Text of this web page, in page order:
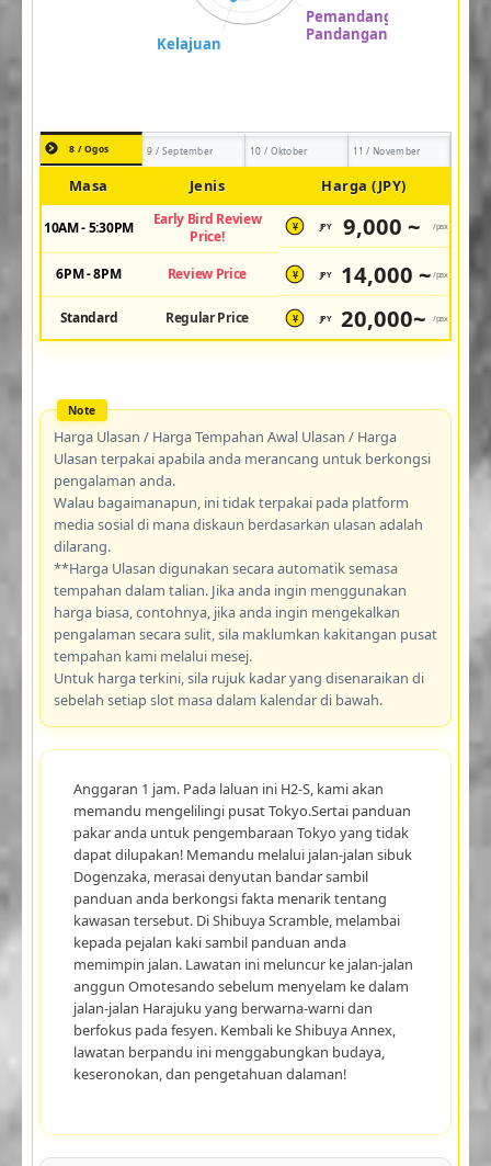
8 / Ogos 9 / September 10 / Oktober 11 / November
Masa Jenis Harga (JPY)
10AM - 5:30PM
Early Bird Review
Price!
¥ JPY 9,000 ~ /pax
6PM - 8PM Review Price ¥ JPY 14,000 ~ /pax
Standard Regular Price ¥ JPY 20,000~ /pax
Harga Ulasan / Harga Tempahan Awal Ulasan / Harga
Ulasan terpakai apabila anda merancang untuk berkongsi
pengalaman anda.
Walau bagaimanapun, ini tidak terpakai pada platform
media sosial di mana diskaun berdasarkan ulasan adalah
dilarang.
**Harga Ulasan digunakan secara automatik semasa
tempahan dalam talian. Jika anda ingin menggunakan
harga biasa, contohnya, jika anda ingin mengekalkan
pengalaman secara sulit, sila maklumkan kakitangan pusat
tempahan kami melalui mesej.
Untuk harga terkini, sila rujuk kadar yang disenaraikan di
sebelah setiap slot masa dalam kalendar di bawah.
Anggaran 1 jam. Pada laluan ini H2-S, kami akan
memandu mengelilingi pusat Tokyo.Sertai panduan
pakar anda untuk pengembaraan Tokyo yang tidak
dapat dilupakan! Memandu melalui jalan-jalan sibuk
Dogenzaka, merasai denyutan bandar sambil
panduan anda berkongsi fakta menarik tentang
kawasan tersebut. Di Shibuya Scramble, melambai
kepada pejalan kaki sambil panduan anda
memimpin jalan. Lawatan ini meluncur ke jalan-jalan
anggun Omotesando sebelum menyelam ke dalam
jalan-jalan Harajuku yang berwarna-warni dan
berfokus pada fesyen. Kembali ke Shibuya Annex,
lawatan berpandu ini menggabungkan budaya,
keseronokan, dan pengetahuan dalaman!